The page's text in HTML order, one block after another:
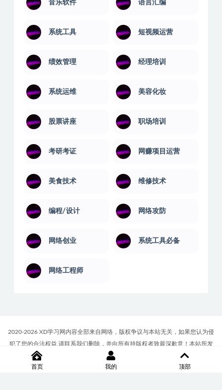
音乐软件 语言汇编
系统工具 短视频运营
绩效管理 经理培训
系统运维 美容化妆
股票讲座 职场培训
考研考证 网赚项目运营
美食技术 维修技术
编程/设计 网络攻防
网络创业 系统工具必备
网络工程师
2020-2026 XD学习网内容全部来自网络，版权争议与本站无关，如果您认为侵
犯了您的合法权益,请联系我们删除，并向所有持版权者致最深歉意！本站所发
布的一切学习教程、软件等资料仅限用于学习体验和研究目的；请自觉下载后
24小时内删除，如果您喜欢该资料，请支持正版！商务合作或版权联系邮箱
首页 我的 顶部